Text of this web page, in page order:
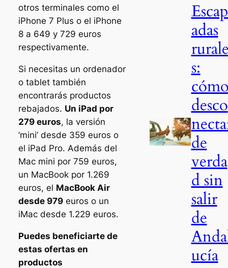
otros terminales como el
iPhone 7 Plus o el iPhone
8 a 649 y 729 euros
respectivamente.
Si necesitas un ordenador
o tablet también
encontrarás productos
rebajados. Un iPad por
279 euros, la versión
‘mini’ desde 359 euros o
el iPad Pro. Además del
Mac mini por 759 euros,
un MacBook por 1.269
euros, el MacBook Air
desde 979euros o un
iMac desde 1.229 euros.
Puedes beneficiarte de
estas ofertas en
productos
Escap
adas
s:
desco
de
verda
d sin
salir
de
ucía